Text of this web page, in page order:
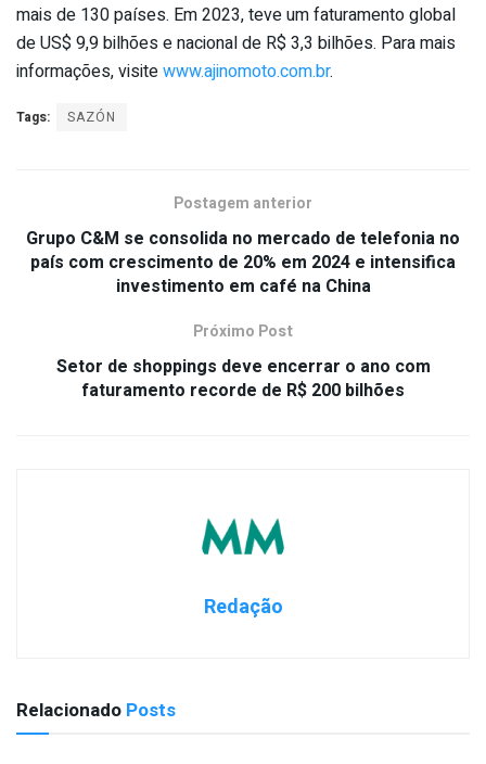
mais de 130 países. Em 2023, teve um faturamento global
de US$ 9,9 bilhões e nacional de R$ 3,3 bilhões. Para mais
informações, visitewww.ajinomoto.com.br.
Tags: SAZÓN
Postagem anterior
Grupo C&M se consolida no mercado de telefonia no
país com crescimento de 20% em 2024 e intensifica
investimento em café na China
Próximo Post
Setor de shoppings deve encerrar o ano com
faturamento recorde de R$ 200 bilhões
Redação
Relacionado Posts
EMPRESAS / NEGÓCIOS